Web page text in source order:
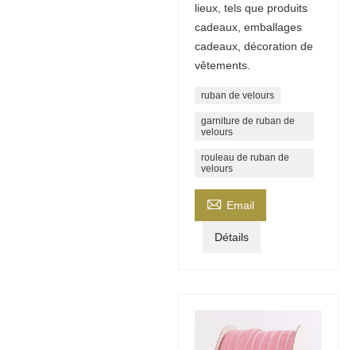
lieux, tels que produits
cadeaux, emballages
cadeaux, décoration de
vêtements.
ruban de velours
garniture de ruban de
velours
rouleau de ruban de
velours
 Email
Détails